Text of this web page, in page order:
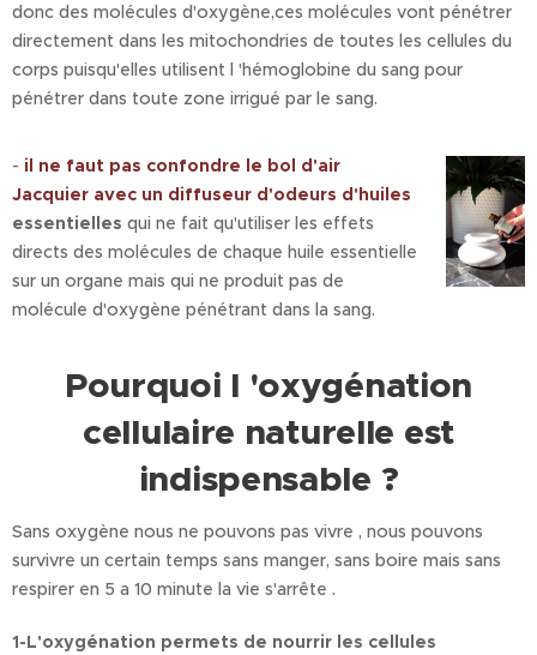
donc des molécules d'oxygène,ces molécules vont pénétrer
directement dans les mitochondries de toutes les cellules du
corps puisqu'elles utilisent l 'hémoglobine du sang pour
pénétrer dans toute zone irrigué par le sang.
- il ne faut pas confondre le bol d'air
Jacquier avec un diffuseur d'odeurs d'huiles
essentielles qui ne fait qu'utiliser les effets
directs des molécules de chaque huile essentielle
sur un organe mais qui ne produit pas de
molécule d'oxygène pénétrant dans la sang.
Pourquoi l 'oxygénation
cellulaire naturelle est
indispensable ?
Sans oxygène nous ne pouvons pas vivre , nous pouvons
survivre un certain temps sans manger, sans boire mais sans
respirer en 5 a 10 minute la vie s'arrête .
1-L'oxygénation permets de nourrir les cellules